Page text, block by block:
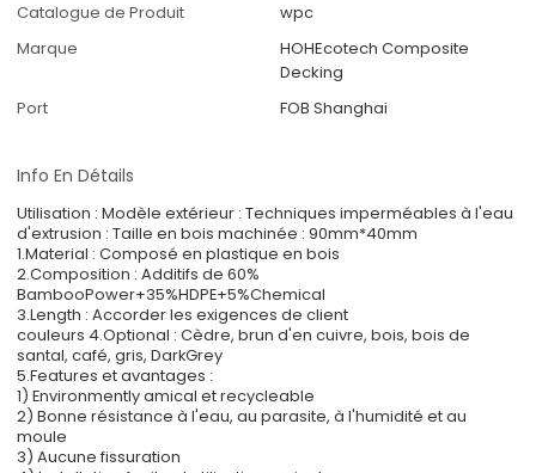
Catalogue de Produit
wpc
Marque
HOHEcotech Composite
Decking
Port
FOB Shanghai
Info En Détails
Utilisation : Modèle extérieur : Techniques imperméables à l'eau
d'extrusion : Taille en bois machinée : 90mm*40mm
1.Material : Composé en plastique en bois
2.Composition : Additifs de 60%
BambooPower+35%HDPE+5%Chemical
3.Length : Accorder les exigences de client
couleurs 4.Optional : Cèdre, brun d'en cuivre, bois, bois de
santal, café, gris, DarkGrey
5.Features et avantages :
1) Environmently amical et recycleable
2) Bonne résistance à l'eau, au parasite, à l'humidité et au
moule
3) Aucune fissuration